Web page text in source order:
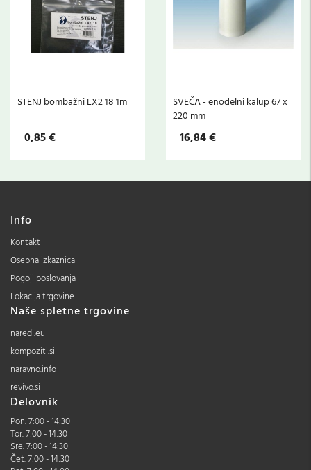
STENJ bombažni LX2 18 1m
0,85 €
SVEČA - enodelni kalup 67 x
220 mm
16,84 €
Info
Kontakt
Osebna izkaznica
Pogoji poslovanja
Lokacija trgovine
Naše spletne trgovine
naredi.eu
kompoziti.si
naravno.info
revivo.si
Delovnik
Pon. 7:00 - 14:30
Tor. 7:00 - 14:30
Sre. 7:00 - 14:30
Čet. 7:00 - 14:30